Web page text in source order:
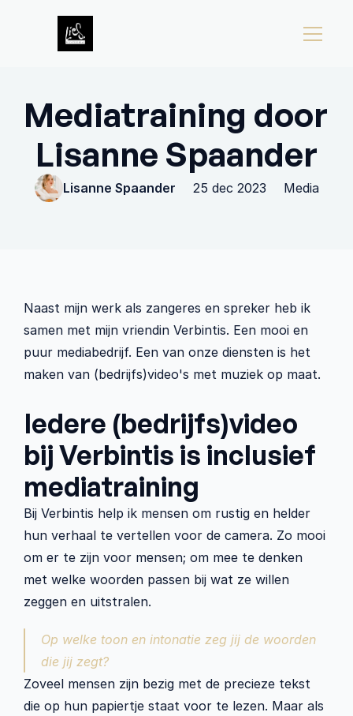
Home
Over
Nieuws
Contact
Mediatraining door
Lisanne Spaander
Lisanne Spaander 25 dec 2023 Media
Naast mijn werk als zangeres en spreker heb ik
samen met mijn vriendin Verbintis. Een mooi en
puur mediabedrijf. Een van onze diensten is het
maken van (bedrijfs)video's met muziek op maat.
Iedere (bedrijfs)video
bij Verbintis is inclusief
mediatraining
Bij Verbintis help ik mensen om rustig en helder
hun verhaal te vertellen voor de camera. Zo mooi
om er te zijn voor mensen; om mee te denken
met welke woorden passen bij wat ze willen
zeggen en uitstralen.
Op welke toon en intonatie zeg jij de woorden
die jij zegt?
Zoveel mensen zijn bezig met de precieze tekst
die op hun papiertje staat voor te lezen. Maar als